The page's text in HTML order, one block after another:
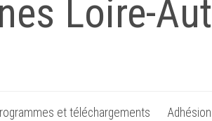
Loire-
et téléchargements Adhésion